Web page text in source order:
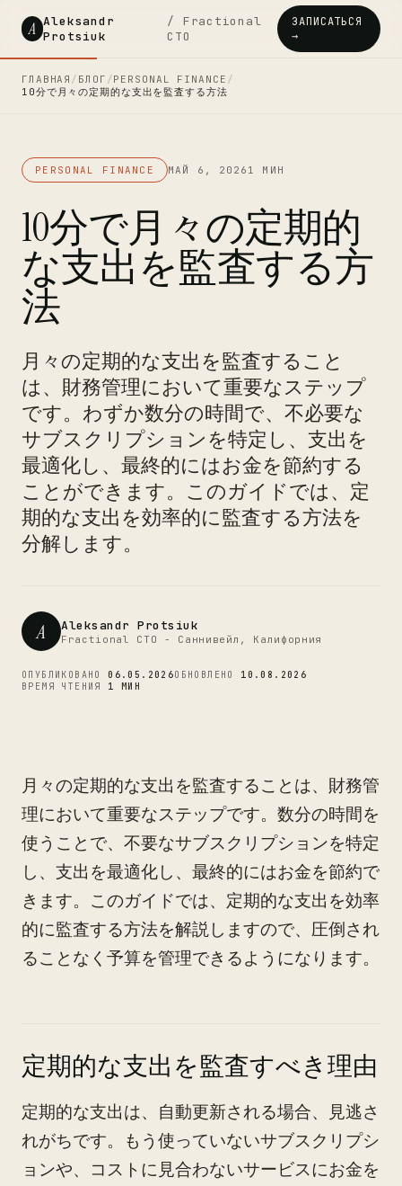
A Aleksandr
Protsiuk
/ Fractional
CTO
ЗАПИСАТЬСЯ
→
ГЛАВНАЯ / БЛОГ /PERSONAL FINANCE /
10分で月々の定期的な支出を監査する方法
PERSONAL FINANCE МАЙ 6, 2026 1 МИН
10分で月々の定期的
な支出を監査する方
法
月々の定期的な支出を監査すること
は、財務管理において重要なステップ
です。わずか数分の時間で、不必要な
サブスクリプションを特定し、支出を
最適化し、最終的にはお金を節約する
ことができます。このガイドでは、定
期的な支出を効率的に監査する方法を
分解します。
A Aleksandr Protsiuk
Fractional CTO - Саннивейл, Калифорния
ОПУБЛИКОВАНО06.05.2026ОБНОВЛЕНО 10.08.2026
ВРЕМЯ ЧТЕНИЯ 1 МИН
月々の定期的な支出を監査することは、財務管
理において重要なステップです。数分の時間を
使うことで、不要なサブスクリプションを特定
し、支出を最適化し、最終的にはお金を節約で
きます。このガイドでは、定期的な支出を効率
的に監査する方法を解説しますので、圧倒され
ることなく予算を管理できるようになります。
定期的な支出を監査すべき理由
定期的な支出は、自動更新される場合、見逃さ
れがちです。もう使っていないサブスクリプシ
ョンや、コストに見合わないサービスにお金を